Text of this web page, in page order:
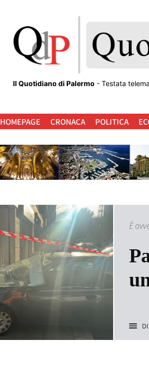
Il Quotidiano di Palermo - Testata
HOMEPAGE CRONACA POLITICA
È
DI